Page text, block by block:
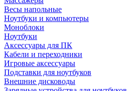
Весы напольные
Ноутбуки и компьютеры
Моноблоки
Ноутбуки
Аксессуары для ПК
Кабели и переходники
Игровые аксессуары
Подставки для ноутбуков
Внешние дисководы